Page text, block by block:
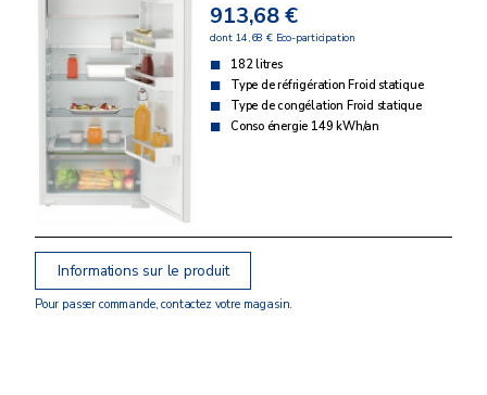
913,68 €
dont 14,68 € Eco-participation
182 litres
Type de réfrigération Froid statique
Type de congélation Froid statique
Conso énergie 149 kWh/an
Informations sur le produit
Pour passer commande, contactez votre magasin.